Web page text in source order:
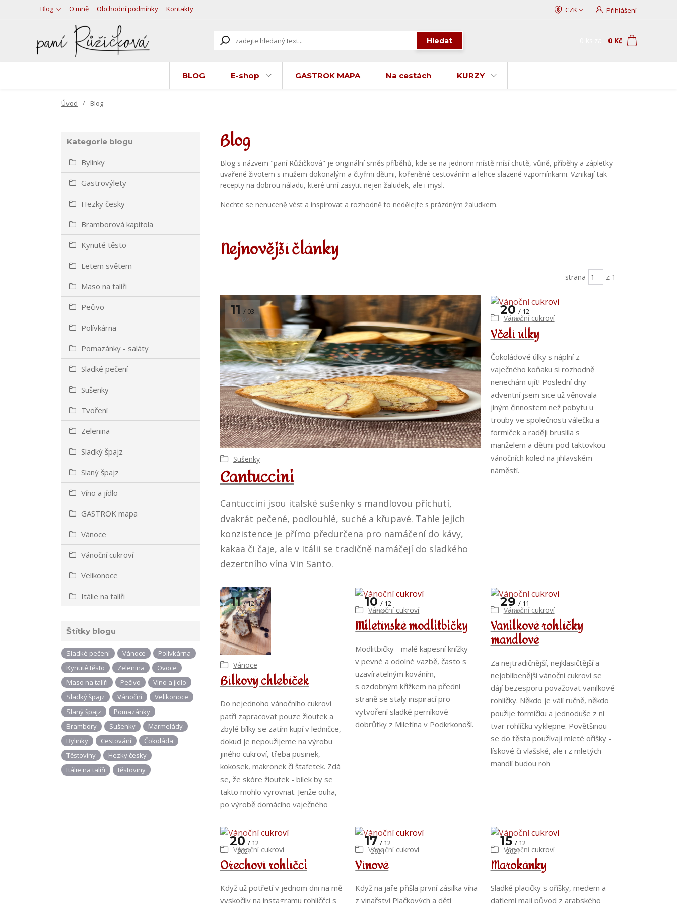
Blog O mně Obchodní podmínky Kontakty CZK Přihlášení
Hledat 0 Kč
BLOG E-shop GASTROK MAPA Na cestách KURZY
Úvod Blog
Kategorie blogu
Bylinky
Gastrovýlety
Hezky česky
Bramborová kapitola
Kynuté těsto
Letem světem
Maso na talíři
Pečivo
Polívkárna
Pomazánky - saláty
Sladké pečení
Sušenky
Tvoření
Zelenina
Sladký špajz
Slaný špajz
Víno a jídlo
GASTROK mapa
Vánoce
Vánoční cukroví
Velikonoce
Itálie na talíři
Štítky blogu
Sladké pečení Vánoce
Polívkárna
Kynuté těsto
Zelenina
Ovoce
Maso na talíři
Pečivo
Víno a jídlo
Sladký špajz
Vánoční
Velikonoce
Slaný špajz
Pomazánky
Brambory
Sušenky
Marmelády
Bylinky
Cestování
Čokoláda
Těstoviny
Hezky česky
Itálie na talíři
těstoviny
Blog
Blog s názvem "paní Růžičková" je originální směs příběhů, kde se na jednom místě mísí chutě, vůně, příběhy a zápletky
uvařené životem s mužem dokonalým a čtyřmi dětmi, kořeněné cestováním a lehce slazené vzpomínkami. Vznikají tak
recepty na dobrou náladu, které umí zasytit nejen žaludek, ale i mysl.
Nechte se nenuceně vést a inspirovat a rozhodně to nedělejte s prázdným žaludkem.
Nejnovější články
strana z 1
Cantuccini
11
03
2024
Sušenky
Cantuccini jsou italské sušenky s mandlovou příchutí,
dvakrát pečené, podlouhlé, suché a křupavé. Tahle jejich
konzistence je přímo předurčena pro namáčení do kávy,
kakaa či čaje, ale v Itálii se tradičně namáčejí do sladkého
dezertního vína Vin Santo.
Včelí úlky
20
12
2023
Vánoční cukroví
Čokoládové úlky s náplní z
vaječného koňaku si rozhodně
nenechám ujít! Poslední dny
adventní jsem sice už věnovala
jiným činnostem než pobytu u
trouby ve společnosti válečku a
formiček a raději bruslila s
manželem a dětmi pod taktovkou
vánočních koled na jihlavském
náměstí.
Bílkový chlebíček
11
12
2022
Vánoce
Do nejednoho vánočního cukroví
patří zapracovat pouze žloutek a
zbylé bílky se zatím kupí v ledničce,
dokud je nepoužijeme na výrobu
jiného cukroví, třeba pusinek,
kokosek, makronek či štafetek. Zdá
se, že skóre žloutek - bílek by se
takto mohlo vyrovnat. Jenže ouha,
po výrobě domácího vaječného
Miletínské modlitbičky
10
12
2022
Vánoční cukroví
Modlitbičky - malé kapesní knížky
v pevné a odolné vazbě, často s
uzavíratelným kováním,
s ozdobným křížkem na přední
straně se staly inspirací pro
vytvoření sladké perníkové
dobrůtky z Miletína v Podkrkonoší.
Vanilkové rohlíčky
mandlové
29
11
2022
Vánoční cukroví
Za nejtradičnější, nejklasičtější a
nejoblíbenější vánoční cukroví se
dájí bezesporu považovat vanilkové
rohlíčky. Někdo je válí ručně, někdo
použije formičku a jednoduše z ní
tvar rohlíčku vyklepne. Povětšinou
se do těsta používají mleté oříšky -
lískové či vlašské, ale i z mletých
mandlí budou roh
Ořechoví rohlíčci
20
12
2021
Vánoční cukroví
Když už potřetí v jednom dni na mě
vyskočily na instagramu rohlíččci s
Vínové
17
12
2021
Vánoční cukroví
Když na jaře přišla první zásilka vína
z vinařství Plačkových a děti
Marokánky
15
12
2021
Vánoční cukroví
Sladké placičky s oříšky, medem a
datlemi mají původ z arabského